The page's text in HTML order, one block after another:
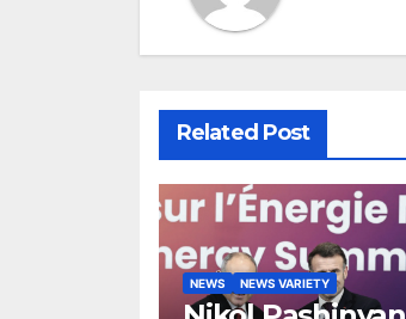
Related Post
NEWS NEWS VARIETY